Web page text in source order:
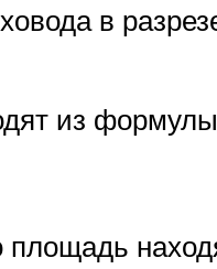
в
из
площадь